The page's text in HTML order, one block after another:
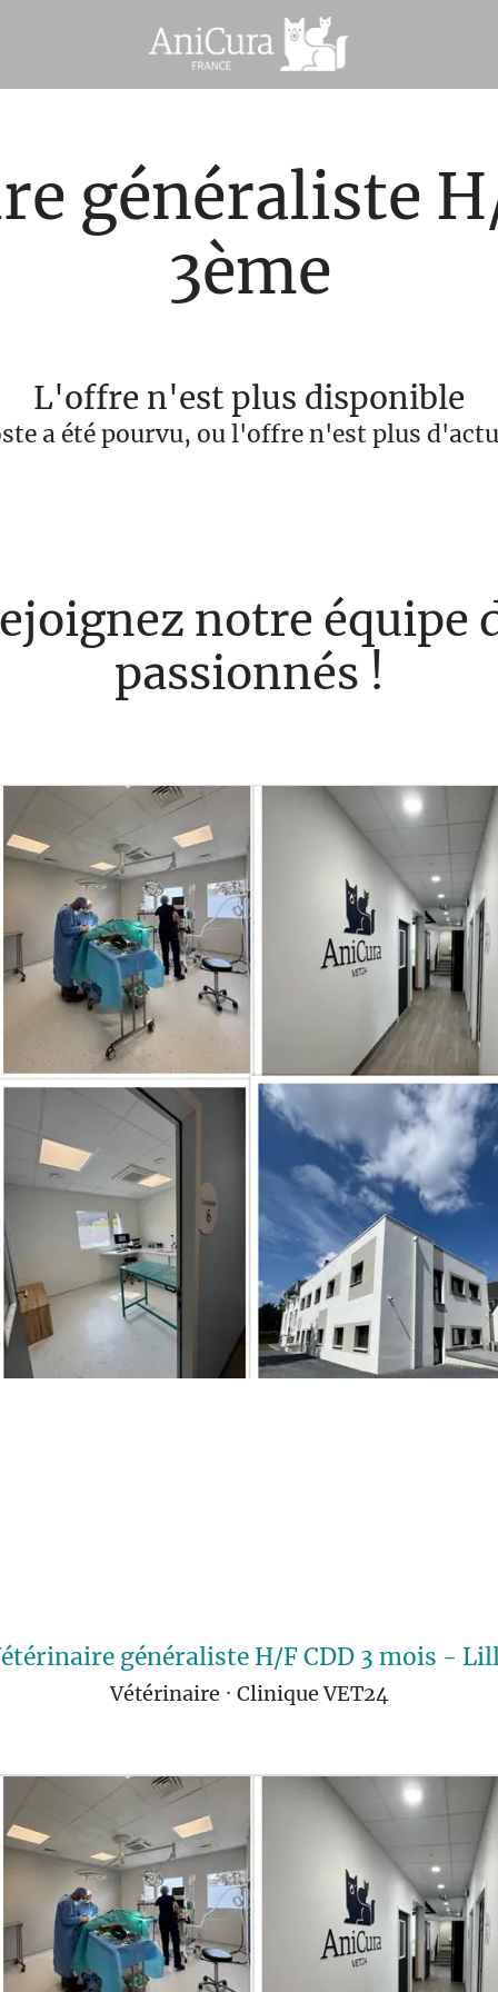
généraliste
3ème
L'offre n'est plus disponible
a été pourvu, ou l'offre n'est plus
notre équipe
passionnés !
généraliste H/F CDD 3 mois -
Vétérinaire · Clinique VET24